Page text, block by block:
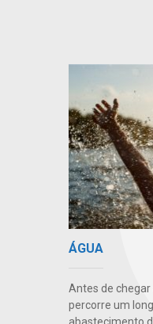
ÁGUA
Antes de chegar
percorre um